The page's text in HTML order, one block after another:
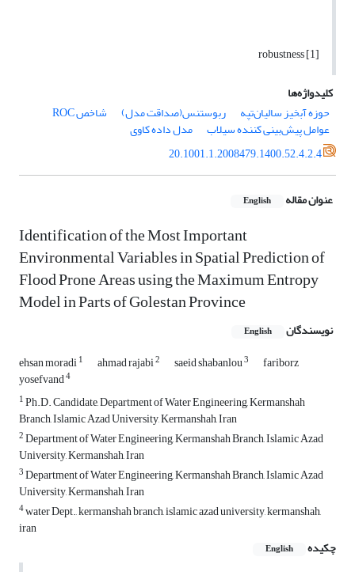
[1] robustness
کلیدواژه‌ها
حوزه آبخیز سالیان‌تپه
ربوستنس(صداقت مدل) شاخص ROC
عوامل پیش‌بینی کننده سیلاب
مدل داده کاوی
20.1001.1.2008479.1400.52.4.2.4
عنوان مقاله English
Identification of the Most Important
Environmental Variables in Spatial Prediction of
Flood Prone Areas using the Maximum Entropy
Model in Parts of Golestan Province
نویسندگان English
ehsan moradi1 ahmad rajabi2 saeid shabanlou3 fariborz
yosefvand4
1Ph.D. Candidate, Department of Water Engineering, Kermanshah
Branch, Islamic Azad University, Kermanshah, Iran
2Department of Water Engineering, Kermanshah Branch, Islamic Azad
University, Kermanshah, Iran
3Department of Water Engineering, Kermanshah Branch, Islamic Azad
University, Kermanshah, Iran
4water Dept., kermanshah branch, islamic azad university, kermanshah,
iran
چکیده
English